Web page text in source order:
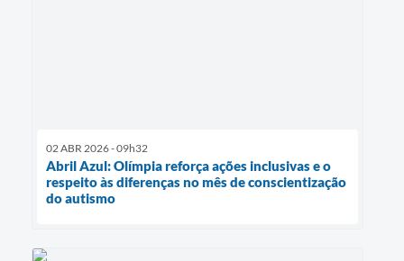
02 ABR 2026 - 09h32
Abril Azul: Olímpia reforça ações inclusivas e o
respeito às diferenças no mês de conscientização
do autismo